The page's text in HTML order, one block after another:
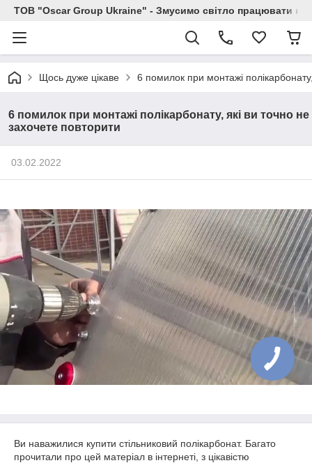
ТОВ "Oscar Group Ukraine" - Змусимо світло працювати на
Щось дуже цікаве 6 помилок при монтажі
6 помилок при монтажі полікарбонату, які ви точно не
захочете повторити
03.02.2022
Ви наважилися купити стільниковий полікарбонат. Багато
прочитали про цей матеріал в інтернеті, з цікавістю